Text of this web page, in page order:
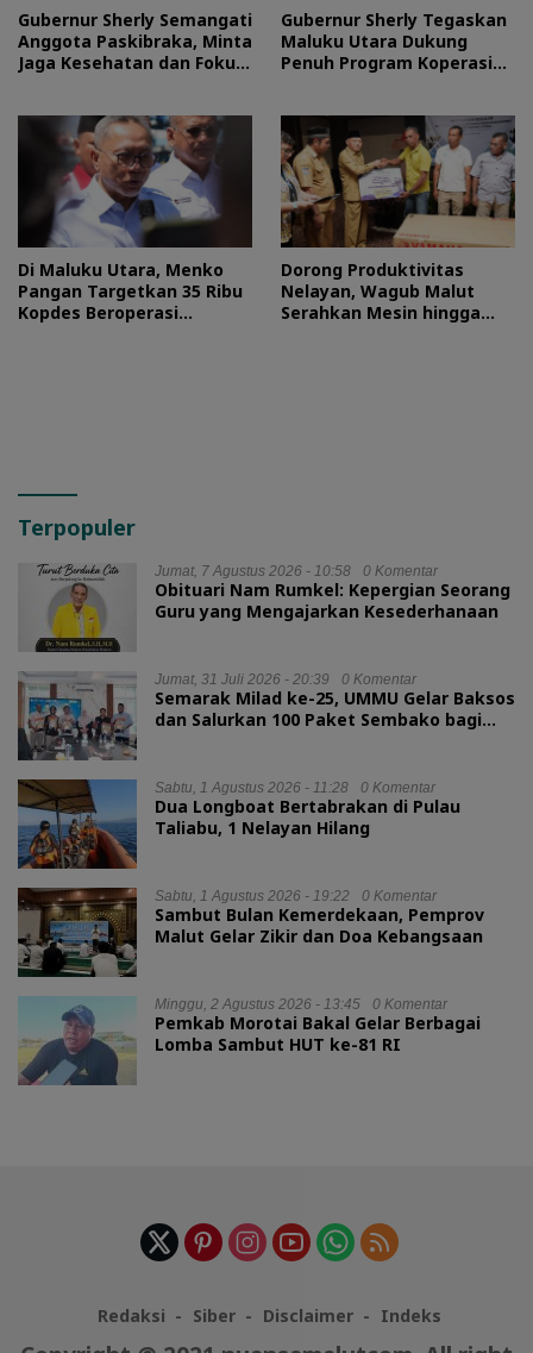
Gubernur Sherly Semangati
Anggota Paskibraka, Minta
Jaga Kesehatan dan Fokus
Gubernur Sherly Tegaskan
Maluku Utara Dukung
Penuh Program Koperasi
Di Maluku Utara, Menko
Pangan Targetkan 35 Ribu
Kopdes Beroperasi
Dorong Produktivitas
Nelayan, Wagub Malut
Serahkan Mesin hingga
Terpopuler
Jumat, 7 Agustus 2026 - 10:58 0 Komentar
Obituari Nam Rumkel: Kepergian Seorang
Guru yang Mengajarkan Kesederhanaan
Jumat, 31 Juli 2026 - 20:39 0 Komentar
Semarak Milad ke-25, UMMU Gelar Baksos
dan Salurkan 100 Paket Sembako bagi
Sabtu, 1 Agustus 2026 - 11:28 0 Komentar
Dua Longboat Bertabrakan di Pulau
Taliabu, 1 Nelayan Hilang
Sabtu, 1 Agustus 2026 - 19:22 0 Komentar
Sambut Bulan Kemerdekaan, Pemprov
Malut Gelar Zikir dan Doa Kebangsaan
Minggu, 2 Agustus 2026 - 13:45 0 Komentar
Pemkab Morotai Bakal Gelar Berbagai
Lomba Sambut HUT ke-81 RI
Redaksi Siber Disclaimer Indeks